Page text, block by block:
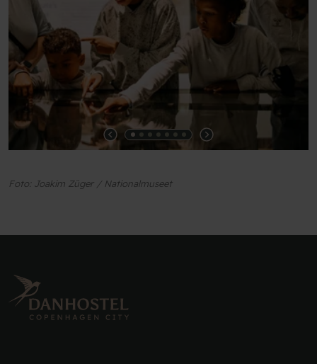
Foto: Joakim Züger / Nationalmuseet